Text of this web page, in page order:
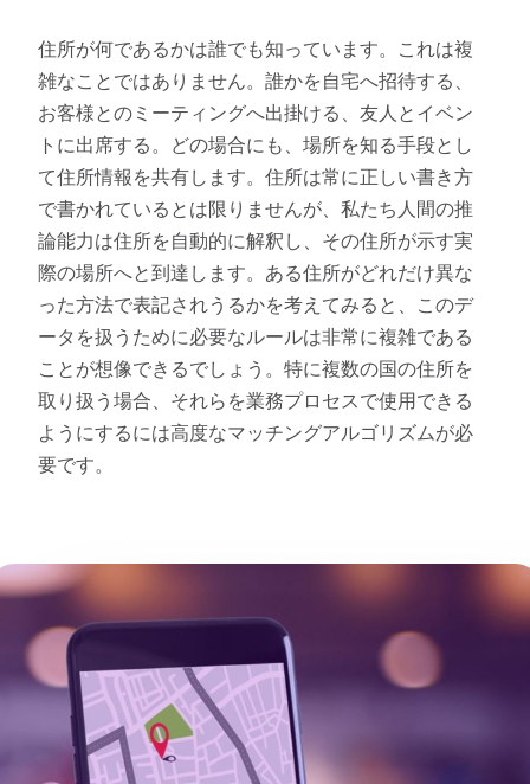
住所が何であるかは誰でも知っています。これは複
雑なことではありません。誰かを自宅へ招待する、
お客様とのミーティングへ出掛ける、友人とイベン
トに出席する。どの場合にも、場所を知る手段とし
て住所情報を共有します。住所は常に正しい書き方
で書かれているとは限りませんが、私たち人間の推
論能力は住所を自動的に解釈し、その住所が示す実
際の場所へと到達します。ある住所がどれだけ異な
った方法で表記されうるかを考えてみると、このデ
ータを扱うために必要なルールは非常に複雑である
ことが想像できるでしょう。特に複数の国の住所を
取り扱う場合、それらを業務プロセスで使用できる
ようにするには高度なマッチングアルゴリズムが必
要です。